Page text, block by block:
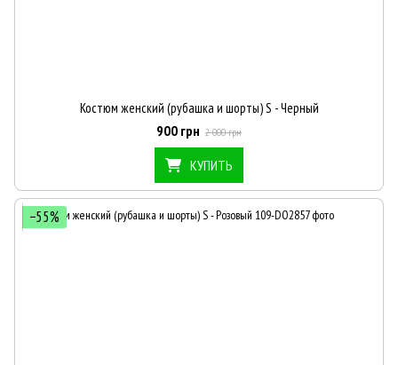
Костюм женский (рубашка и шорты) S - Черный
900 грн 2 000 грн
КУПИТЬ
−55%